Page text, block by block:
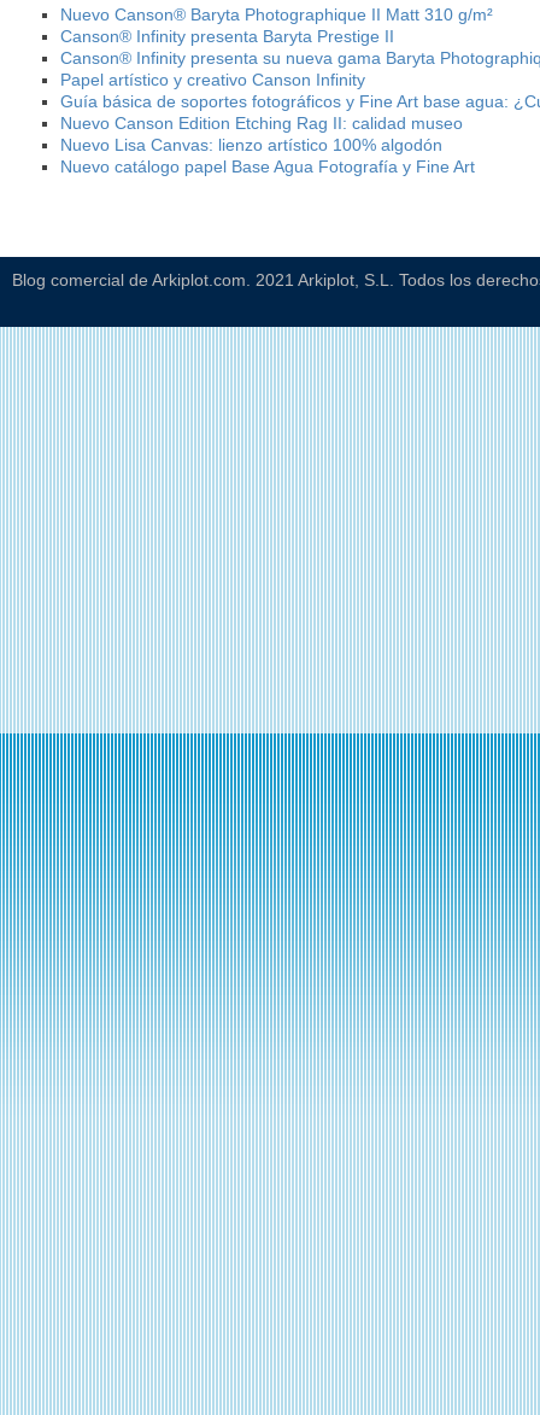
Nuevo Canson® Baryta Photographique II Matt 310 g/m²
Canson® Infinity presenta Baryta Prestige II
Canson® Infinity presenta su nueva gama Baryta
Papel artístico y creativo Canson Infinity
Guía básica de soportes fotográficos y Fine Art base agua:
Nuevo Canson Edition Etching Rag II: calidad museo
Nuevo Lisa Canvas: lienzo artístico 100% algodón
Nuevo catálogo papel Base Agua Fotografía y Fine Art
Blog comercial de Arkiplot.com. 2021 Arkiplot, S.L. Todos los